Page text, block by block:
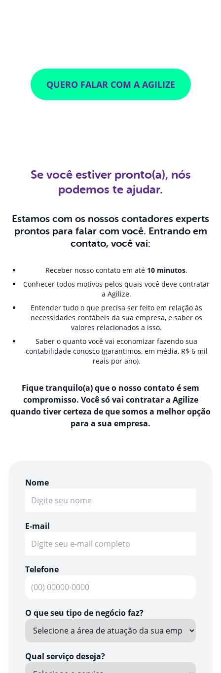
QUERO FALAR COM A AGILIZE
Se você estiver pronto(a), nós
podemos te ajudar.
Estamos com os nossos contadores experts
prontos para falar com você. Entrando em
contato, você vai:
Receber nosso contato em até 10 minutos.
Conhecer todos motivos pelos quais você deve contratar
a Agilize.
Entender tudo o que precisa ser feito em relação às
necessidades contábeis da sua empresa, e saber os
valores relacionados a isso.
Saber o quanto você vai economizar fazendo sua
contabilidade conosco (garantimos, em média, R$ 6 mil
reais por ano).
Fique tranquilo(a) que o nosso contato é sem
compromisso. Você só vai contratar a Agilize
quando tiver certeza de que somos a melhor opção
para a sua empresa.
Nome
E-mail
Telefone
O que seu tipo de negócio faz?
Qual serviço deseja?